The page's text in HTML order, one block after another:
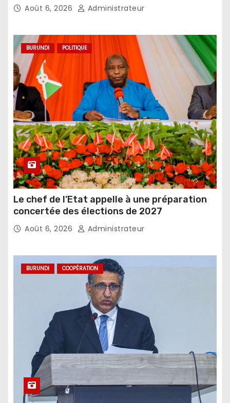
Août 6, 2026 Administrateur
BURUNDI POLITIQUE
Le chef de l’Etat appelle à une préparation
concertée des élections de 2027
Août 6, 2026 Administrateur
BURUNDI COOPÉRATION